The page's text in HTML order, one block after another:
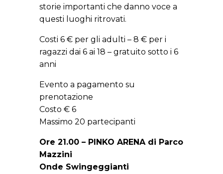
storie importanti che danno voce a
questi luoghi ritrovati.
Costi 6 € per gli adulti – 8 € per i
ragazzi dai 6 ai 18 – gratuito sotto i 6
anni
Evento a pagamento su
prenotazione
Costo € 6
Massimo 20 partecipanti
Ore 21.00 – PINKO ARENA di Parco
Mazzini
Onde Swingeggianti